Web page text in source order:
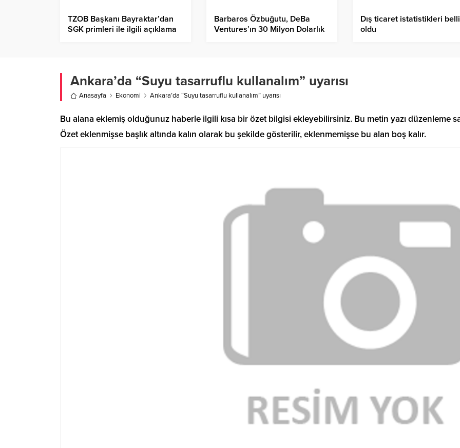
TZOB Başkanı Bayraktar’dan
SGK primleri ile ilgili açıklama
Barbaros Özbuğutu, DeBa
Ventures’ın 30 Milyon Dolarlık
Dış ticaret istatistikleri belli
oldu
Ankara’da “Suyu tasarruflu kullanalım” uyarısı
Anasayfa Ekonomi Ankara’da “Suyu tasarruflu kullanalım” uyarısı
Bu alana eklemiş olduğunuz haberle ilgili kısa bir özet bilgisi ekleyebilirsiniz. Bu metin yazı düzenleme
Özet eklenmişse başlık altında kalın olarak bu şekilde gösterilir, eklenmemişse bu alan boş kalır.